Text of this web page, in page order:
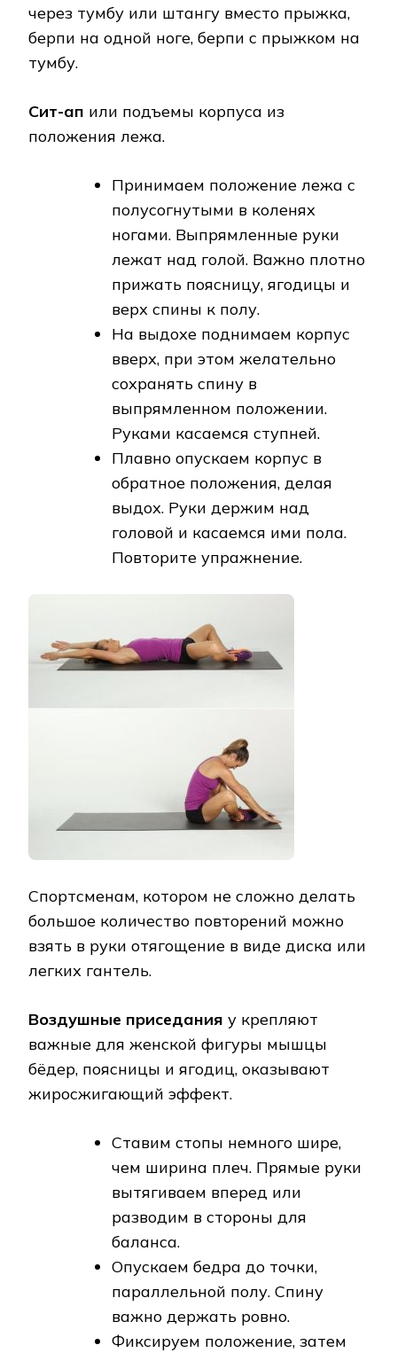
через тумбу или штангу вместо прыжка,
берпи на одной ноге, берпи с прыжком на
тумбу.
Сит-ап или подъемы корпуса из
положения лежа.
Принимаем положение лежа с
полусогнутыми в коленях
ногами. Выпрямленные руки
лежат над голой. Важно плотно
прижать поясницу, ягодицы и
верх спины к полу.
На выдохе поднимаем корпус
вверх, при этом желательно
сохранять спину в
выпрямленном положении.
Руками касаемся ступней.
Плавно опускаем корпус в
обратное положения, делая
выдох. Руки держим над
головой и касаемся ими пола.
Повторите упражнение.
Спортсменам, котором не сложно делать
большое количество повторений можно
взять в руки отягощение в виде диска или
легких гантель.
Воздушные приседания у крепляют
важные для женской фигуры мышцы
бёдер, поясницы и ягодиц, оказывают
жиросжигающий эффект.
Ставим стопы немного шире,
чем ширина плеч. Прямые руки
вытягиваем вперед или
разводим в стороны для
баланса.
Опускаем бедра до точки,
параллельной полу. Спину
важно держать ровно.
Фиксируем положение, затем